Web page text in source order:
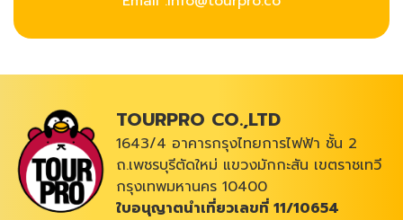
TOURPRO CO.,LTD
1643/4 อาคารกรุงไทยการไฟฟ้า ชั้น 2
ถ.เพชรบุรีตัดใหม่ แขวงมักกะสัน เขตราชเทวี
กรุงเทพมหานคร 10400
ใบอนุญาตนำเที่ยวเลขที่ 11/10654